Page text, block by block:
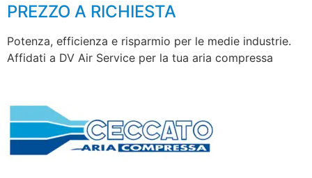
PREZZO A RICHIESTA
Potenza, efficienza e risparmio per le medie industrie.
Affidati a DV Air Service per la tua aria compressa